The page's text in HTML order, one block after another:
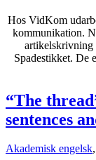
Hos VidKom
kommunikation.
artikelskrivning
Spadestikket. De
“The
sentences
Akademisk engelsk,